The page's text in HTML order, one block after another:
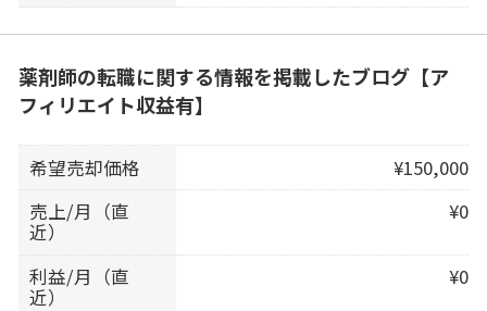
薬剤師の転職に関する情報を掲載したブログ【ア
フィリエイト収益有】
希望売却価格
¥150,000
売上/月（直
近）
¥0
利益/月（直
近）
¥0